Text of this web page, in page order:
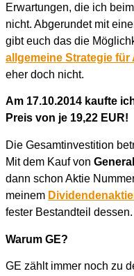
Erwartungen, die ich
nicht. Abgerundet mit
gibt euch das die
allgemeine Strategie für
eher doch nicht.
Am 17.10.2014 kaufte
Preis von je 19,22 EUR!
Die Gesamtinvestition
Mit dem Kauf von
dann schon Aktie
meinem
fester Bestandteil dessen.
Warum GE?
GE zählt immer noch zu